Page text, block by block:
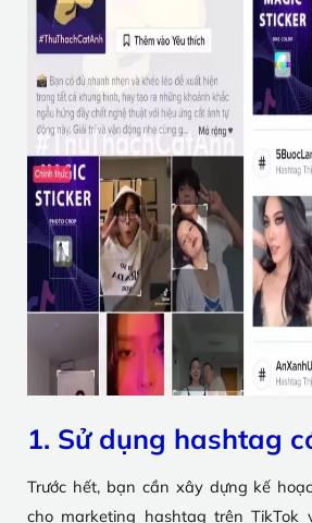
1. Sử dụng hashtag
Trước hết, bạn cần xây dựng kế
cho marketing hashtag trên TikTok